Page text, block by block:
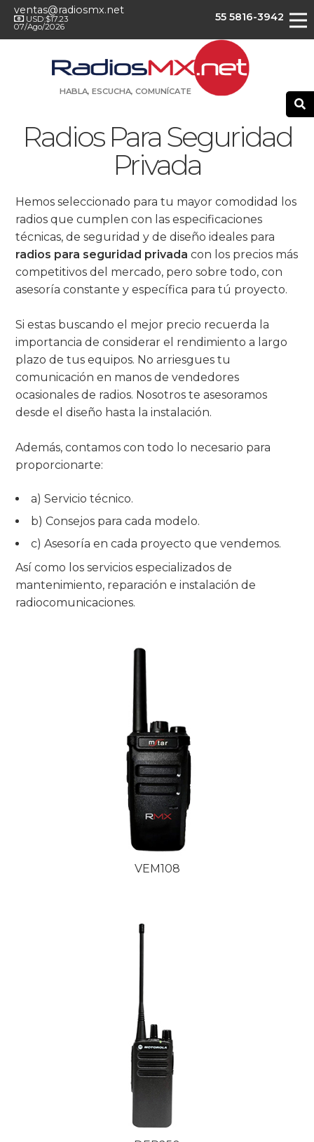
ventas@radiosmx.net
USD:$17.23
07/Ago/2026
55 5816-3942
HABLA, ESCUCHA, COMUNÍCATE
Radios Para Seguridad
Privada
Hemos seleccionado para tu mayor comodidad los
radios que cumplen con las especificaciones
técnicas, de seguridad y de diseño ideales para
radios para seguridad privada con los precios más
competitivos del mercado, pero sobre todo, con
asesoría constante y específica para tú proyecto.
Si estas buscando el mejor precio recuerda la
importancia de considerar el rendimiento a largo
plazo de tus equipos. No arriesgues tu
comunicación en manos de vendedores
ocasionales de radios. Nosotros te asesoramos
desde el diseño hasta la instalación.
Además, contamos con todo lo necesario para
proporcionarte:
a) Servicio técnico.
b) Consejos para cada modelo.
c) Asesoría en cada proyecto que vendemos.
Así como los servicios especializados de
mantenimiento, reparación e instalación de
radiocomunicaciones.
VEM108